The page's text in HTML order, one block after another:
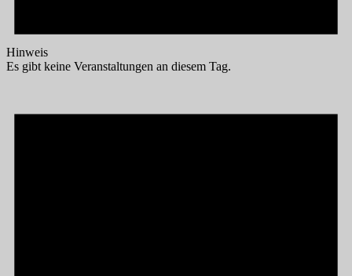
Hinweis
Es gibt keine Veranstaltungen an diesem Tag.